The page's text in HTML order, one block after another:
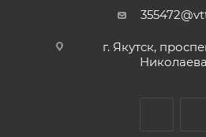
г. Якутск,